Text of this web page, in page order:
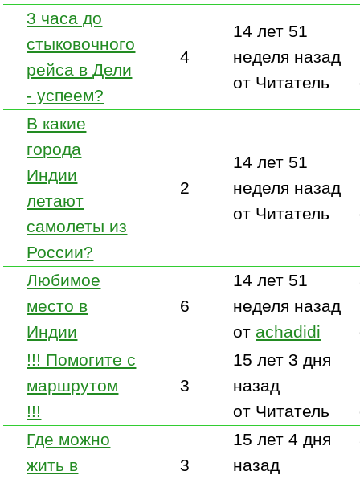
3 часа до
стыковочного
рейса в Дели
- успеем?
4
14 лет 51
неделя назад
от Читатель
В какие
города
Индии
летают
самолеты из
России?
2
14 лет 51
неделя назад
от Читатель
Любимое
место в
Индии
6
14 лет 51
неделя назад
от achadidi
!!! Помогите с
маршрутом
!!!
3
15 лет 3 дня
назад
от Читатель
Где можно
жить в
3
15 лет 4 дня
назад